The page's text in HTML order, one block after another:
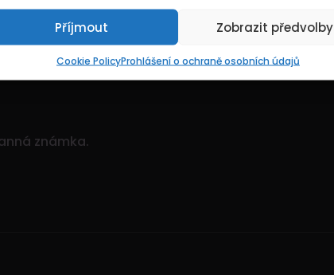
Příjmout Zobrazit předvolby
Cookie PolicyProhlášení o ochraně osobních údajů
množstvím nabídek!
známka.
Kontakty